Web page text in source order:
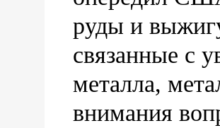
руды и
связанные с
металла,
внимания